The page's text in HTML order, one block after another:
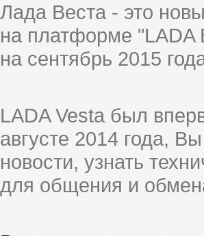
Лада Веста - это
на платформе "LADA
на сентябрь 2015
LADA Vesta был
августе 2014 года,
новости, узнать
для общения и